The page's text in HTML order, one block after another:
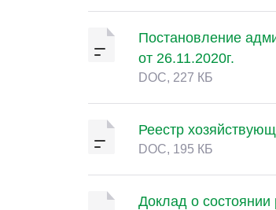
Постановление
от 26.11.2020г.
DOC, 227 КБ
Реестр
DOC, 195 КБ
Доклад о состоянии